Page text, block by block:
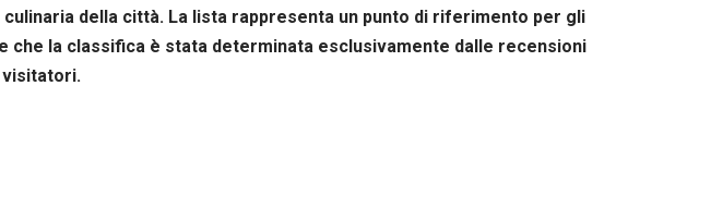
della città. La lista rappresenta un punto di riferimento per gli
la classifica è stata determinata esclusivamente dalle recensioni
visitatori.